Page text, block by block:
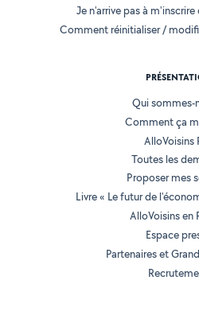
Je n'arrive pas à
Comment réinitialiser /
Qui sommes-
Comment ça
AlloVoisins
Toutes les
Proposer mes
Livre « Le futur de
AlloVoisins en
Espace
Partenaires et